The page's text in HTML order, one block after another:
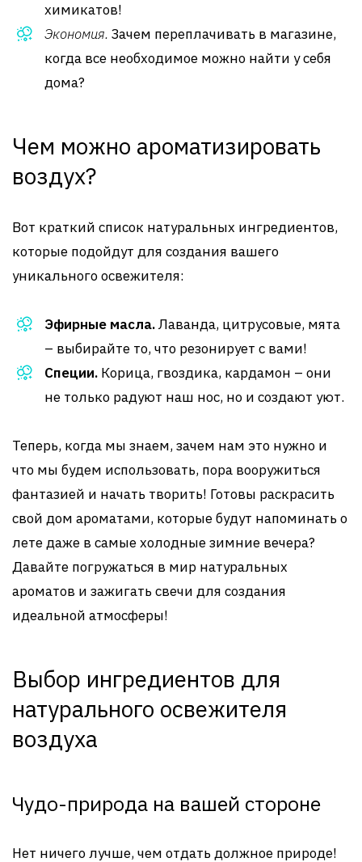
химикатов!
Экономия. Зачем переплачивать в магазине,
когда все необходимое можно найти у себя
дома?
Чем можно ароматизировать
воздух?
Вот краткий список натуральных ингредиентов,
которые подойдут для создания вашего
уникального освежителя:
Эфирные масла.Лаванда, цитрусовые, мята
– выбирайте то, что резонирует с вами!
Специи. Корица, гвоздика, кардамон – они
не только радуют наш нос, но и создают уют.
Теперь, когда мы знаем, зачем нам это нужно и
что мы будем использовать, пора вооружиться
фантазией и начать творить! Готовы раскрасить
свой дом ароматами, которые будут напоминать о
лете даже в самые холодные зимние вечера?
Давайте погружаться в мир натуральных
ароматов и зажигать свечи для создания
идеальной атмосферы!
Выбор ингредиентов для
натурального освежителя
воздуха
Чудо-природа на вашей стороне
Нет ничего лучше, чем отдать должное природе!